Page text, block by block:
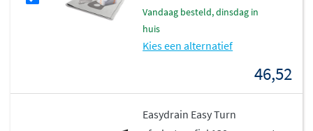
vandaag besteld, dinsdag in
huis
Kies een alternatief
46,52
Easydrain Easy Turn